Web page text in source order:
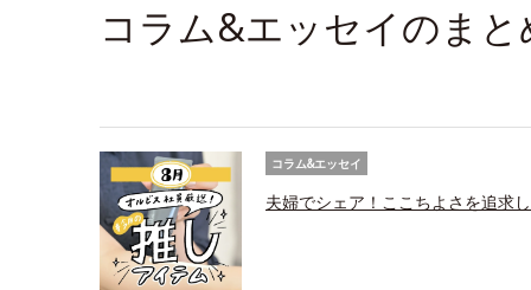
コラム&エッセイのまと
コラム&エッセイ
夫婦でシェア！ここちよさを追求